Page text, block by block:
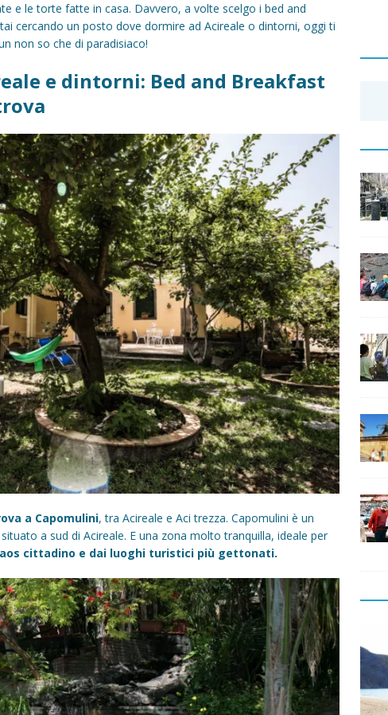
e le torte fatte in casa. Davvero, a volte scelgo i bed and
cercando un posto dove dormire ad Acireale o dintorni, oggi ti
non so che di paradisiaco!
e dintorni: Bed and Breakfast
a Capomulini, tra Acireale e Aci trezza. Capomulini è un
situato a sud di Acireale. E una zona molto tranquilla, ideale per
cittadino e dai luoghi turistici più gettonati.